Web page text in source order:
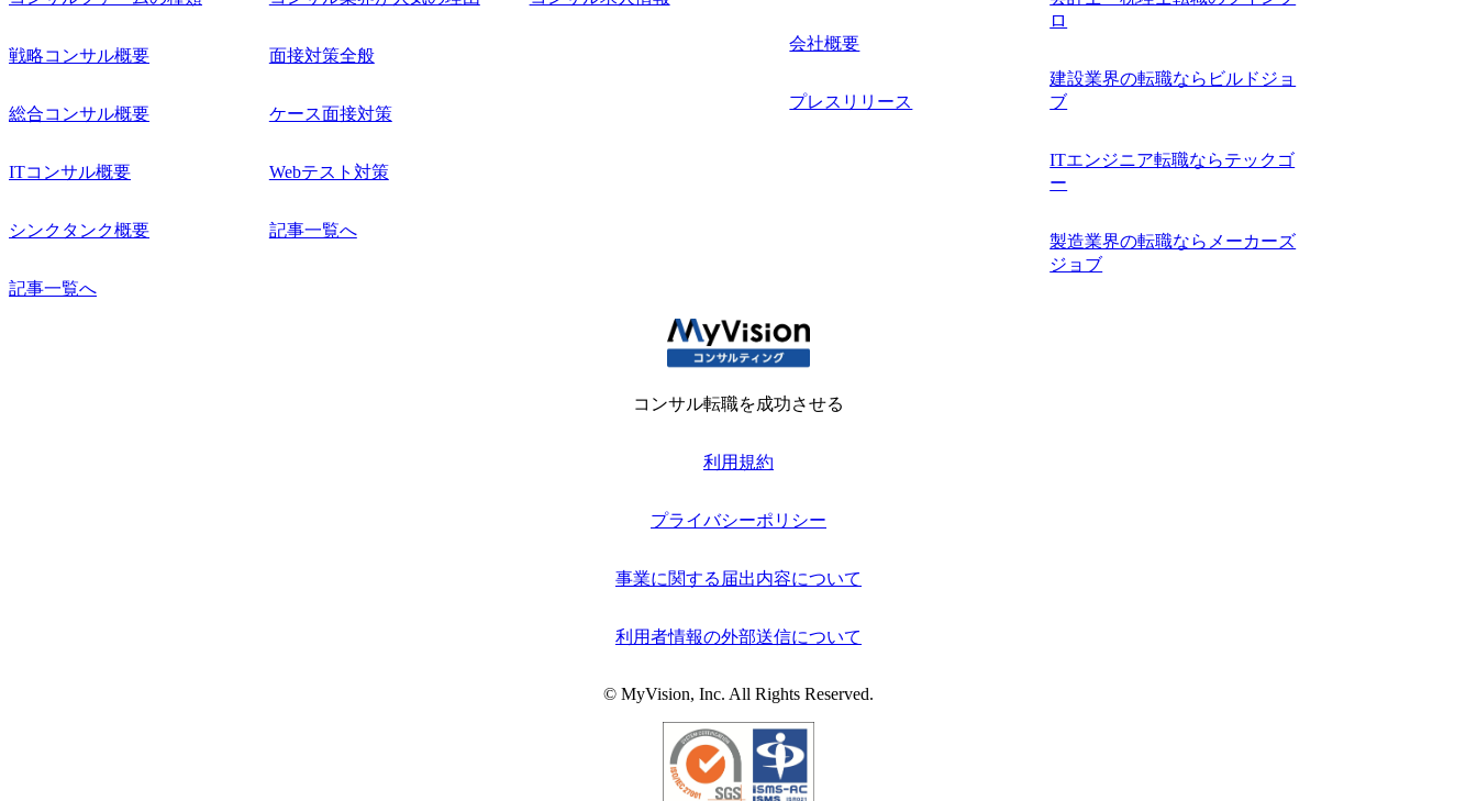
戦略コンサル概要
総合コンサル概要
ITコンサル概要
シンクタンク概要
記事一覧へ
面接対策全般
ケース面接対策
Webテスト対策
記事一覧へ
会社概要
プレスリリース
ロ
建設業界の転職ならビルドジョ
ブ
ITエンジニア転職ならテックゴ
ー
製造業界の転職ならメーカーズ
ジョブ
コンサル転職を成功させる
利用規約
プライバシーポリシー
事業に関する届出内容について
利用者情報の外部送信について
© MyVision, Inc. All Rights Reserved.